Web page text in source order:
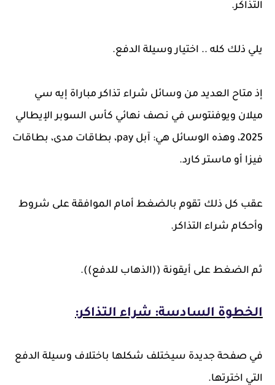
التذاكر.
يلي ذلك كله .. اختيار وسيلة الدفع.
إذ متاح العديد من وسائل شراء تذاكر مباراة إيه سي
ميلان ويوفنتوس في نصف نهائي كأس السوبر الإيطالي
2025، وهذه الوسائل هي: آبل pay، بطاقات مدى، بطاقات
فيزا أو ماستر كارد.
عقب كل ذلك تقوم بالضغط أمام الموافقة على شروط
وأحكام شراء التذاكر.
ثم الضغط على أيقونة ((الذهاب للدفع)).
الخطوة السادسة:شراء التذاكر:
في صفحة جديدة سيختلف شكلها باختلاف وسيلة الدفع
التي اخترتها.